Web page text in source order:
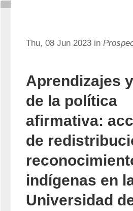
Thu, 08 Jun 2023 in
Aprendizajes
de la política
afirmativa:
de
indígenas en
Universidad